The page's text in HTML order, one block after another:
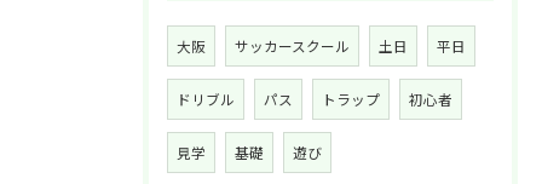
大阪 サッカースクール 土日 平日
ドリブル パス トラップ 初心者
見学 基礎 遊び